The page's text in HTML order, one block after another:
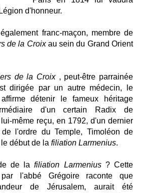
d'honneur.
franc-maçon, membre de
de la Croixau sein du Grand Orient
de la Croix, peut-être parrainée
dirigée par un autre médecin, le
détenir le fameux héritage
d'un certain Radix de
même reçu, en 1792, d'un dernier
l'ordre du Temple, Timoléon de
début de la filiation Larmenius.
de lafiliation Larmenius? Cette
par l'abbé Grégoire raconte que
de Jérusalem, aurait été